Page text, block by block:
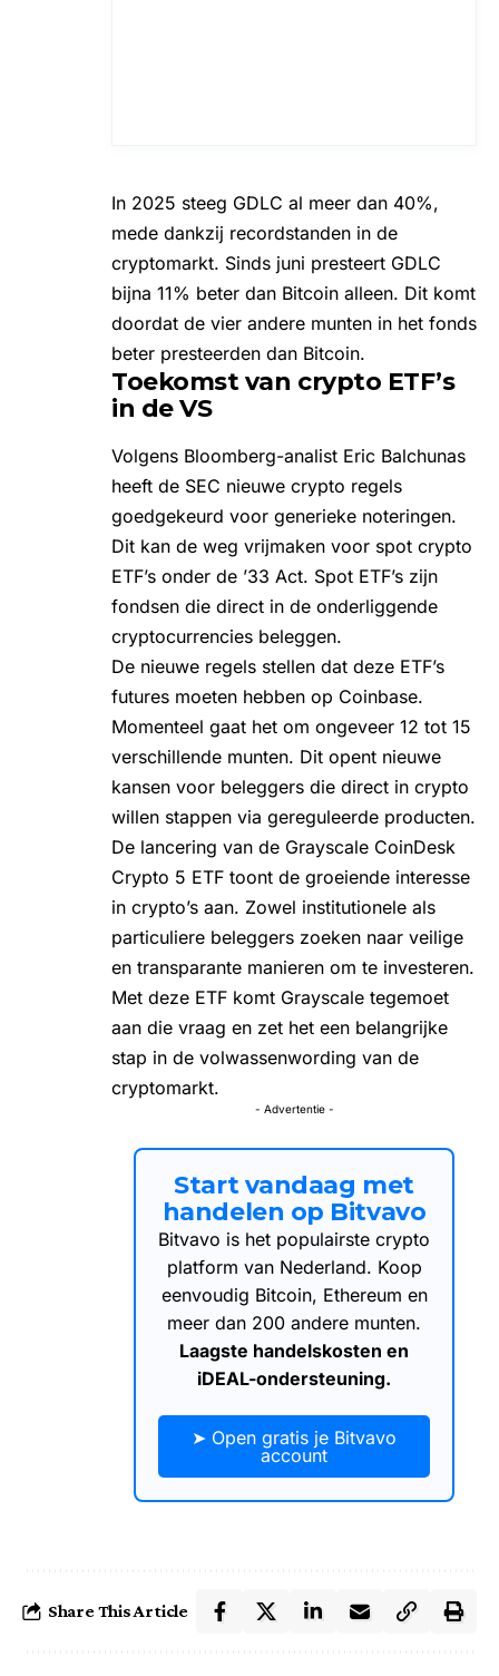
In 2025 steeg GDLC al meer dan 40%,
mede dankzij recordstanden in de
cryptomarkt. Sinds juni presteert GDLC
bijna 11% beter dan Bitcoin alleen. Dit komt
doordat de vier andere munten in het fonds
beter presteerden dan Bitcoin.
Toekomst van crypto ETF’s
in de VS
Volgens Bloomberg-analist Eric Balchunas
heeft de SEC nieuwe crypto regels
goedgekeurd voor generieke noteringen.
Dit kan de weg vrijmaken voor spot crypto
ETF’s onder de ’33 Act. Spot ETF’s zijn
fondsen die direct in de onderliggende
cryptocurrencies beleggen.
De nieuwe regels stellen dat deze ETF’s
futures moeten hebben op Coinbase.
Momenteel gaat het om ongeveer 12 tot 15
verschillende munten. Dit opent nieuwe
kansen voor beleggers die direct in crypto
willen stappen via gereguleerde producten.
De lancering van de Grayscale CoinDesk
Crypto 5 ETF toont de groeiende interesse
in crypto’s aan. Zowel institutionele als
particuliere beleggers zoeken naar veilige
en transparante manieren om te investeren.
Met deze ETF komt Grayscale tegemoet
aan die vraag en zet het een belangrijke
stap in de volwassenwording van de
cryptomarkt.
- Advertentie -
Start vandaag met
handelen op Bitvavo
Bitvavo is het populairste crypto
platform van Nederland. Koop
eenvoudig Bitcoin, Ethereum en
meer dan 200 andere munten.
Laagste handelskosten en
iDEAL-ondersteuning.
➤ Open gratis je Bitvavo
account
Share This Article